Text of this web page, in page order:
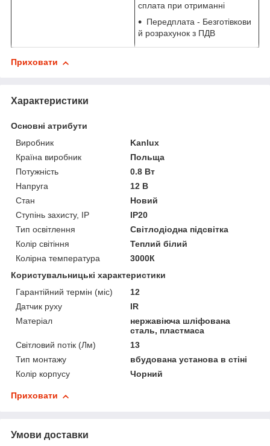
сплата при отриманні
Передплата - Безготівкови
й розрахунок з ПДВ
Приховати
Характеристики
Основні атрибути
Виробник
Kanlux
Країна виробник
Польща
Потужність
0.8 Вт
Напруга
12 В
Стан
Новий
Ступінь захисту, IP
IP20
Тип освітлення
Світлодіодна підсвітка
Колір світіння
Теплий білий
Колірна температура
3000К
Користувальницькі характеристики
Гарантійний термін (міс)
12
Датчик руху
IR
Матеріал
нержавіюча шліфована
сталь, пластмаса
Світловий потік (Лм)
13
Тип монтажу
вбудована установа в стіні
Колір корпусу
Чорний
Приховати
Умови доставки